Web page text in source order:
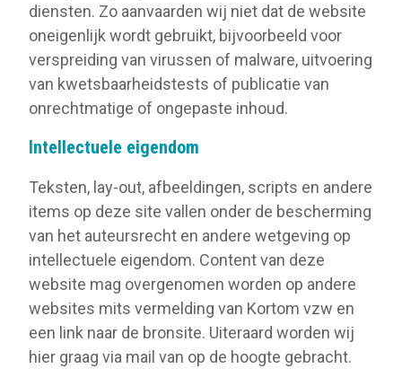
diensten. Zo aanvaarden wij niet dat de website
oneigenlijk wordt gebruikt, bijvoorbeeld voor
verspreiding van virussen of malware, uitvoering
van kwetsbaarheidstests of publicatie van
onrechtmatige of ongepaste inhoud.
Intellectuele eigendom
Teksten, lay-out, afbeeldingen, scripts en andere
items op deze site vallen onder de bescherming
van het auteursrecht en andere wetgeving op
intellectuele eigendom. Content van deze
website mag overgenomen worden op andere
websites mits vermelding van Kortom vzw en
een link naar de bronsite. Uiteraard worden wij
hier graag via mail van op de hoogte gebracht.